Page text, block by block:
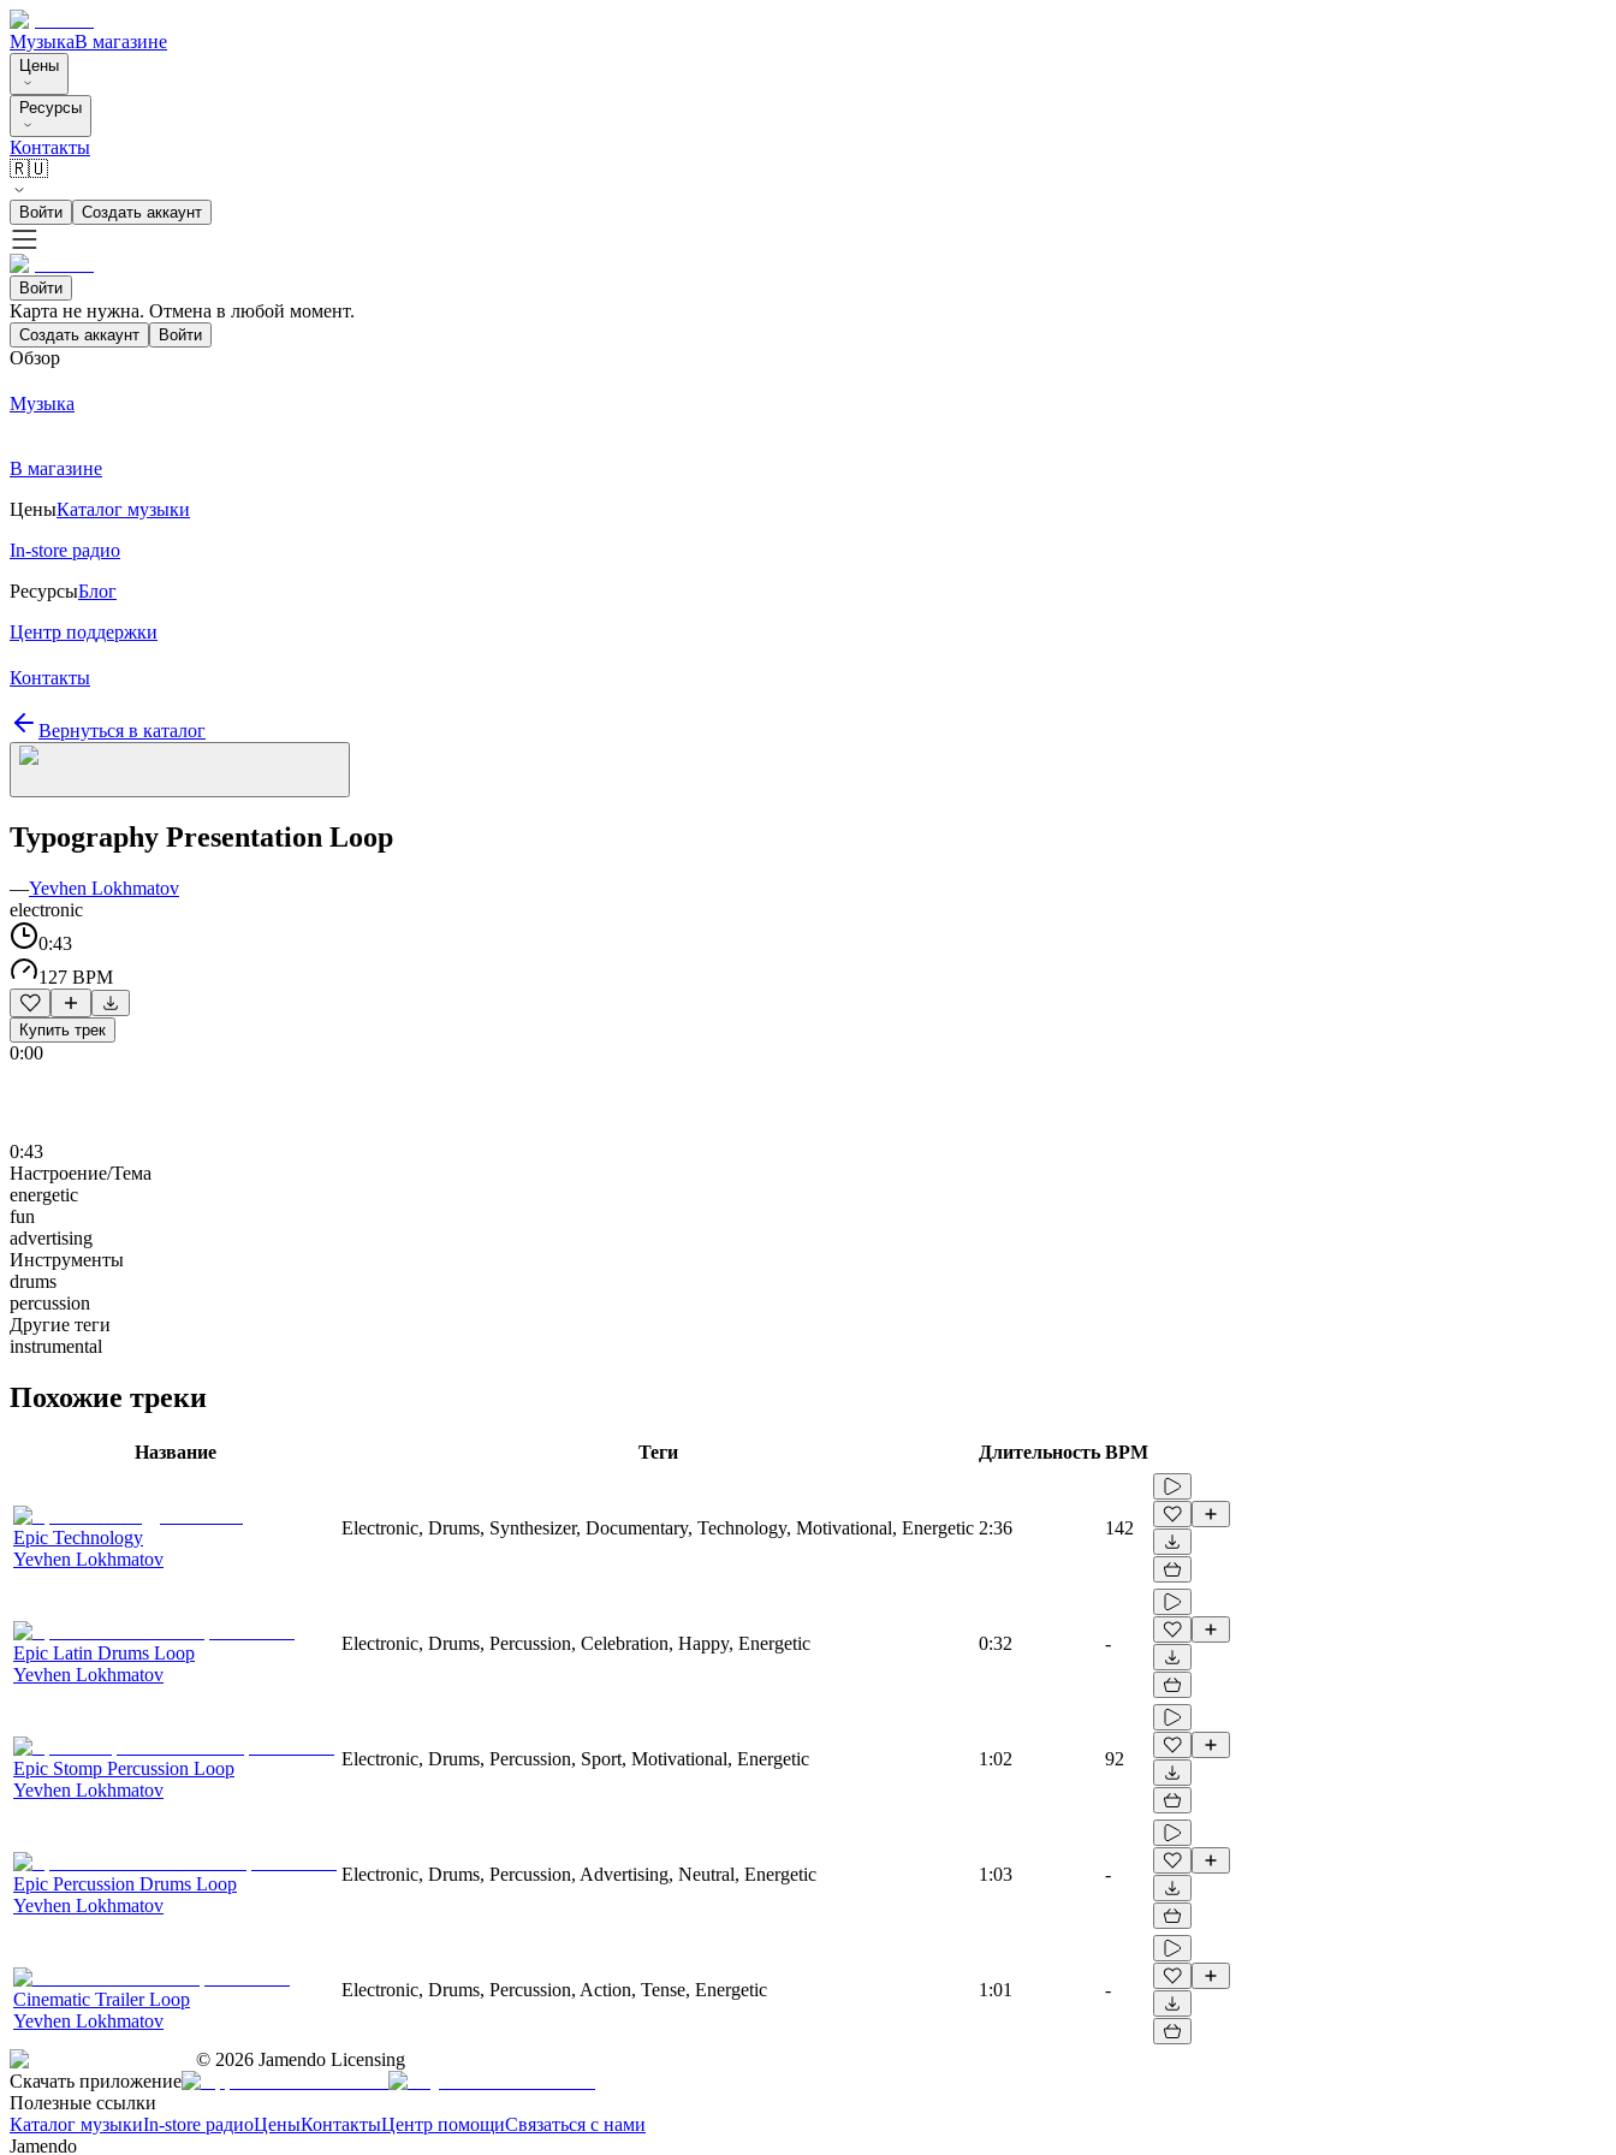
МузыкаВ магазине
Цены
Ресурсы
Контакты
🇷🇺
Войти Создать аккаунт
Войти
Карта не нужна. Отмена в любой момент.
Создать аккаунт Войти
Обзор
Музыка
В магазине
ЦеныКаталог музыки
In-store радио
РесурсыБлог
Центр поддержки
Контакты
Вернуться в каталог
Typography Presentation Loop
—Yevhen Lokhmatov
electronic
0:43
127 BPM
Купить трек
0:00
0:43
Настроение/Тема
energetic
fun
advertising
Инструменты
drums
percussion
Другие теги
instrumental
Похожие треки
Название Теги Длительность BPM
Epic Technology
Yevhen Lokhmatov
Electronic, Drums, Synthesizer, Documentary, Technology, Motivational, Energetic 2:36 142
Epic Latin Drums Loop
Yevhen Lokhmatov
Electronic, Drums, Percussion, Celebration, Happy, Energetic 0:32 -
Epic Stomp Percussion Loop
Yevhen Lokhmatov
Electronic, Drums, Percussion, Sport, Motivational, Energetic 1:02 92
Epic Percussion Drums Loop
Yevhen Lokhmatov
Electronic, Drums, Percussion, Advertising, Neutral, Energetic 1:03 -
Cinematic Trailer Loop
Yevhen Lokhmatov
Electronic, Drums, Percussion, Action, Tense, Energetic 1:01 -
© 2026 Jamendo Licensing
Скачать приложение
Полезные ссылки
Каталог музыкиIn-store радиоЦеныКонтактыЦентр помощиСвязаться с нами
Jamendo